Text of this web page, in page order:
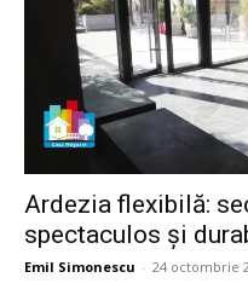
Ardezia flexibilă:
spectaculos și
Emil Simonescu - 24 octombrie